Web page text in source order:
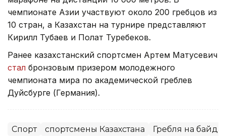
чемпионате Азии участвуют около 200 гребцов из
10 стран, а Казахстан на турнире представляют
Кирилл Тубаев и Полат Туребеков.
Ранее казахстанский спортсмен Артем Матусевич
стал бронзовым призером молодежного
чемпионата мира по академической греблев
Дуйсбурге (Германия).
Спорт спортсмены Казахстана Гребля на